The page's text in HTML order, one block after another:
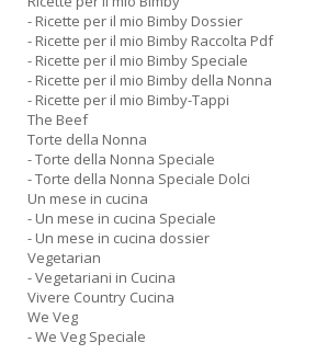
- Ricette per il mio Bimby Dossier
- Ricette per il mio Bimby Raccolta Pdf
- Ricette per il mio Bimby Speciale
- Ricette per il mio Bimby della Nonna
- Ricette per il mio Bimby-Tappi
The Beef
Torte della Nonna
- Torte della Nonna Speciale
- Torte della Nonna Speciale Dolci
Un mese in cucina
- Un mese in cucina Speciale
- Un mese in cucina dossier
Vegetarian
- Vegetariani in Cucina
Vivere Country Cucina
We Veg
- We Veg Speciale